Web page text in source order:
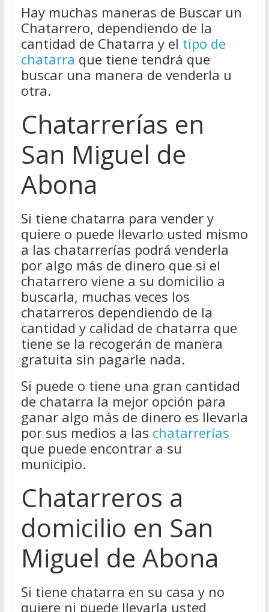
Hay muchas maneras de Buscar un
Chatarrero, dependiendo de la
cantidad de Chatarra y el tipo de
chatarra que tiene tendrá que
buscar una manera de venderla u
otra.
Chatarrerías en
San Miguel de
Abona
Si tiene chatarra para vender y
quiere o puede llevarlo usted mismo
a las chatarrerías podrá venderla
por algo más de dinero que si el
chatarrero viene a su domicilio a
buscarla, muchas veces los
chatarreros dependiendo de la
cantidad y calidad de chatarra que
tiene se la recogerán de manera
gratuita sin pagarle nada.
Si puede o tiene una gran cantidad
de chatarra la mejor opción para
ganar algo más de dinero es llevarla
por sus medios a las chatarrerías
que puede encontrar a su
municipio.
Chatarreros a
domicilio en San
Miguel de Abona
Si tiene chatarra en su casa y no
quiere ni puede llevarla usted